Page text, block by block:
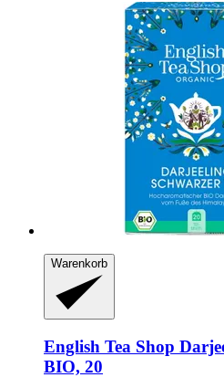
Warenkorb
English Tea Shop
BIO, 20